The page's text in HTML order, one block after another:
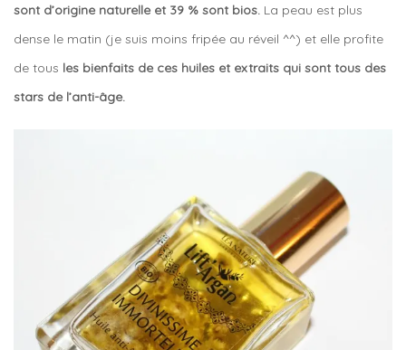
sont d’origine naturelle et 39 % sont bios. La peau est plus
dense le matin (je suis moins fripée au réveil ^^) et elle profite
de tous les bienfaits de ces huiles et extraits qui sont tous des
stars de l’anti-âge.